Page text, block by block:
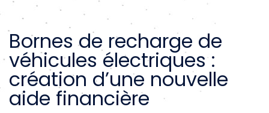
Bornes de recharge de
véhicules électriques :
création d’une nouvelle
aide financière